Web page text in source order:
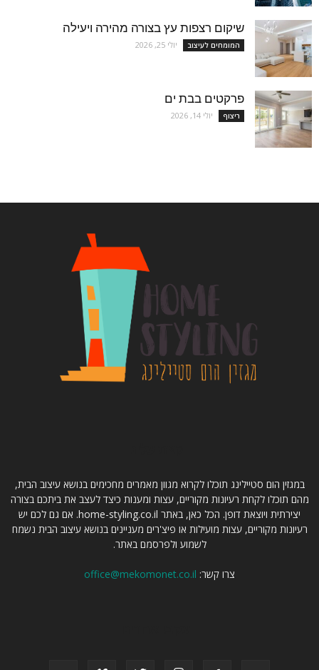
שיקום רצפות עץ בצורה מהירה ויעילה
המומחים לעיצוב יולי 25, 2026
פרקטים בבת ים
ריצוף יולי 14, 2026
במגזין הום סטיילינג תוכלו לקרוא מגוון מאמרים מחכימים בנושא עיצוב הבית,
מהם תוכלו לקחת רעיונות מקוריים, עצות ומענות כיצד לעצב את ביתכם בצורה
יצירתית ויוצאת דופן. הכל כאן, באתר home-styling.co.il. אם גם לכם יש
רעיונות מקוריים, עצות מועילות או פיצ'רים מעניינים בנושא עיצוב הבית נשמח
לשמוע ולפרסמם באתר.
צרו קשר: office@mekomonet.co.il